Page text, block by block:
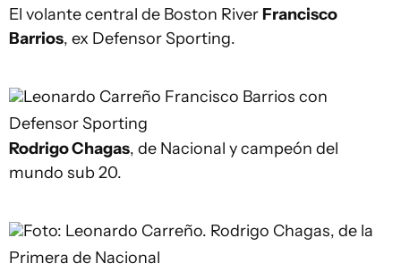
El volante central de Boston River Francisco
Barrios, ex Defensor Sporting.
Leonardo Carreño Francisco Barrios con
Defensor Sporting
Rodrigo Chagas, de Nacional y campeón del
mundo sub 20.
Foto: Leonardo Carreño. Rodrigo Chagas, de la
Primera de Nacional